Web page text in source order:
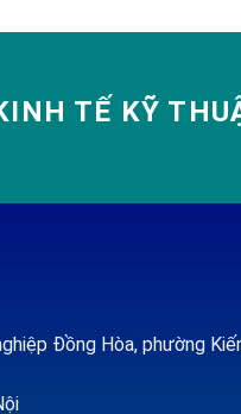
TẾ KỸ
Đồng Hòa, phường